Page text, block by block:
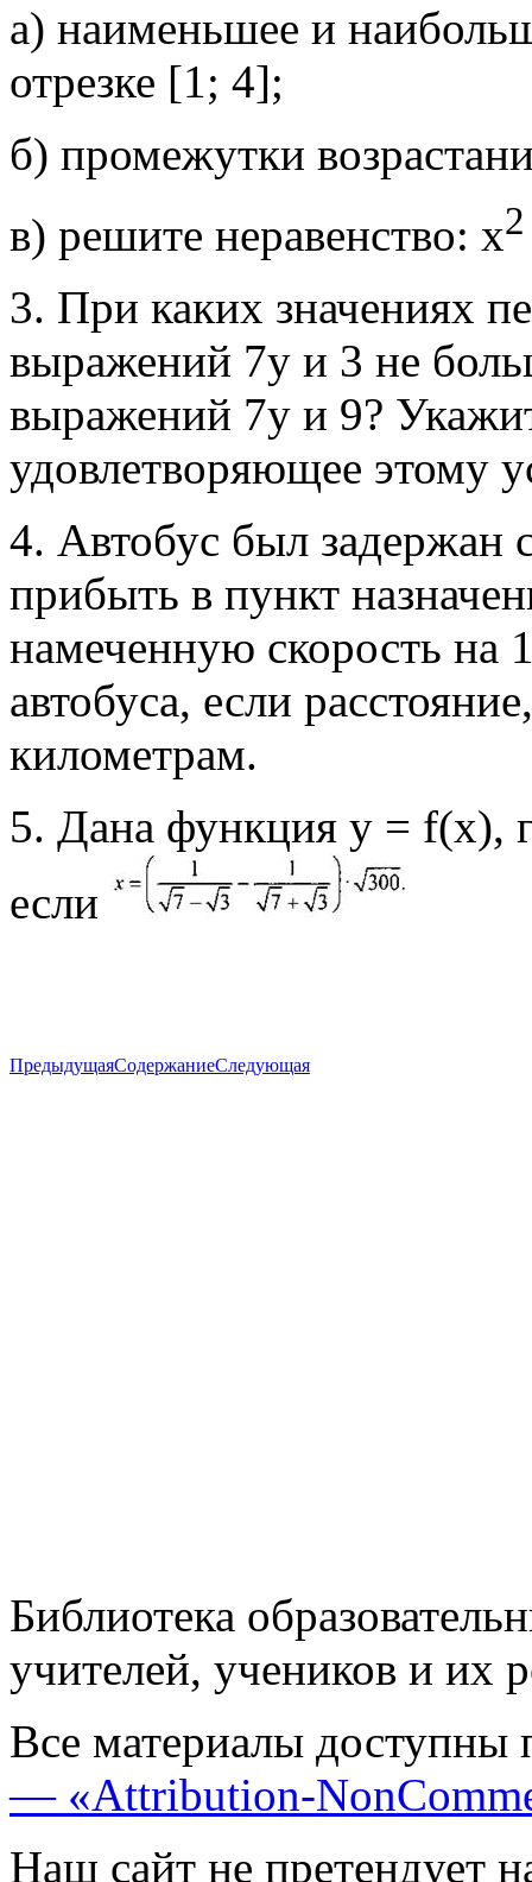
а) наименьшее и
отрезке [1; 4];
б) промежутки
в) решите неравенство: х2
3. При каких значениях
выражений 7у и 3 не
выражений 7у и 9?
удовлетворяющее этому
4. Автобус был задержан
прибыть в пункт
намеченную скорость на
автобуса, если
километрам.
5. Дана функция у = f(х),
если
ПредыдущаяСодержаниеСледующая
Библиотека
учителей, учеников и их
Все материалы доступны
— «Attribution-
Наш сайт не претендует